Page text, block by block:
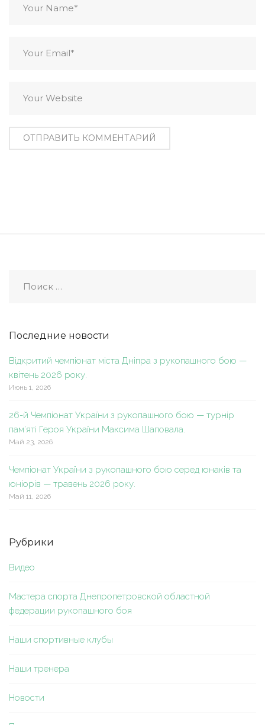
Последние новости
Відкритий чемпіонат міста Дніпра з рукопашного бою —
квітень 2026 року.
Июнь 1, 2026
26-й Чемпіонат України з рукопашного бою — турнір
пам’яті Героя України Максима Шаповала.
Май 23, 2026
Чемпіонат України з рукопашного бою серед юнаків та
юніорів — травень 2026 року.
Май 11, 2026
Рубрики
Видео
Мастера спорта Днепропетровской областной
федерации рукопашного боя
Наши спортивные клубы
Наши тренера
Новости